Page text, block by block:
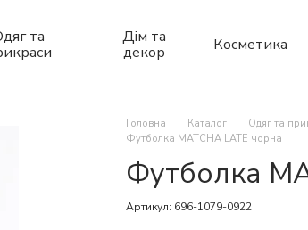
та
Дім та
декор
Косметика
Головна Каталог Одяг та
Футболка MATCHA LATE чорна
Футболка
Артикул: 696-1079-0922